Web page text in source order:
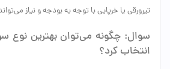
تیرورقی یا خرپایی با توجه به بودجه و نیاز
سوال: چگونه می‌توان بهترین نوع
انتخاب کرد؟